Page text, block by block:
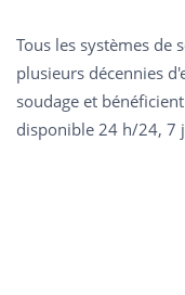
Tous les systèmes de
plusieurs décennies
soudage et
disponible 24 h/24, 7